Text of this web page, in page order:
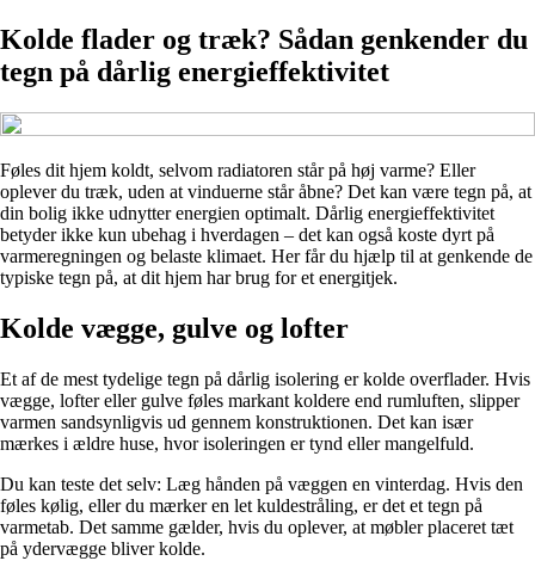
Kolde flader og træk? Sådan genkender du
tegn på dårlig energieffektivitet
Føles dit hjem koldt, selvom radiatoren står på høj varme? Eller
oplever du træk, uden at vinduerne står åbne? Det kan være tegn på, at
din bolig ikke udnytter energien optimalt. Dårlig energieffektivitet
betyder ikke kun ubehag i hverdagen – det kan også koste dyrt på
varmeregningen og belaste klimaet. Her får du hjælp til at genkende de
typiske tegn på, at dit hjem har brug for et energitjek.
Kolde vægge, gulve og lofter
Et af de mest tydelige tegn på dårlig isolering er kolde overflader. Hvis
vægge, lofter eller gulve føles markant koldere end rumluften, slipper
varmen sandsynligvis ud gennem konstruktionen. Det kan især
mærkes i ældre huse, hvor isoleringen er tynd eller mangelfuld.
Du kan teste det selv: Læg hånden på væggen en vinterdag. Hvis den
føles kølig, eller du mærker en let kuldestråling, er det et tegn på
varmetab. Det samme gælder, hvis du oplever, at møbler placeret tæt
på ydervægge bliver kolde.